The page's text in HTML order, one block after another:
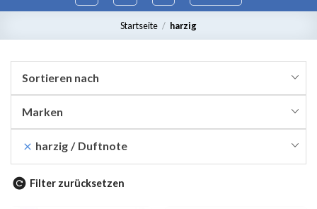
Startseite / harzig
Sortieren nach
Marken
harzig Duftnote
Filter zurücksetzen